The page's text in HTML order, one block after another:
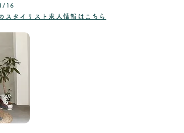
16
スタイリスト求人情報はこちら